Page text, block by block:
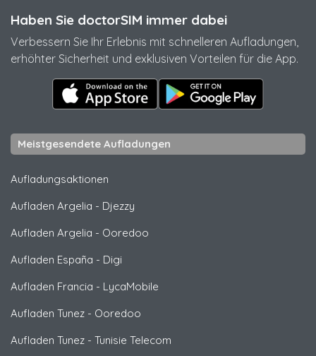
Haben Sie doctorSIM immer dabei
Verbessern Sie Ihr Erlebnis mit schnelleren Aufladungen,
erhöhter Sicherheit und exklusiven Vorteilen für die App.
Meistgesendete Aufladungen
Aufladungsaktionen
Aufladen Argelia - Djezzy
Aufladen Argelia - Ooredoo
Aufladen España - Digi
Aufladen Francia - LycaMobile
Aufladen Tunez - Ooredoo
Aufladen Tunez - Tunisie Telecom